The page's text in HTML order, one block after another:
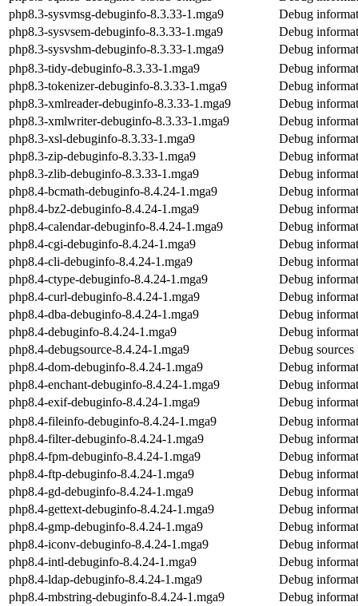
php8.3-sysvmsg-debuginfo-8.3.33-1.mga9
Debug
php8.3-sysvsem-debuginfo-8.3.33-1.mga9
Debug
php8.3-sysvshm-debuginfo-8.3.33-1.mga9
Debug
php8.3-tidy-debuginfo-8.3.33-1.mga9
Debug
php8.3-tokenizer-debuginfo-8.3.33-1.mga9
Debug
php8.3-xmlreader-debuginfo-8.3.33-1.mga9
Debug
php8.3-xmlwriter-debuginfo-8.3.33-1.mga9
Debug
php8.3-xsl-debuginfo-8.3.33-1.mga9
Debug
php8.3-zip-debuginfo-8.3.33-1.mga9
Debug
php8.3-zlib-debuginfo-8.3.33-1.mga9
Debug
php8.4-bcmath-debuginfo-8.4.24-1.mga9
Debug
php8.4-bz2-debuginfo-8.4.24-1.mga9
Debug
php8.4-calendar-debuginfo-8.4.24-1.mga9
Debug
php8.4-cgi-debuginfo-8.4.24-1.mga9
Debug
php8.4-cli-debuginfo-8.4.24-1.mga9
Debug
php8.4-ctype-debuginfo-8.4.24-1.mga9
Debug
php8.4-curl-debuginfo-8.4.24-1.mga9
Debug
php8.4-dba-debuginfo-8.4.24-1.mga9
Debug
php8.4-debuginfo-8.4.24-1.mga9
Debug
php8.4-debugsource-8.4.24-1.mga9
Debug
php8.4-dom-debuginfo-8.4.24-1.mga9
Debug
php8.4-enchant-debuginfo-8.4.24-1.mga9
Debug
php8.4-exif-debuginfo-8.4.24-1.mga9
Debug
php8.4-fileinfo-debuginfo-8.4.24-1.mga9
Debug
php8.4-filter-debuginfo-8.4.24-1.mga9
Debug
php8.4-fpm-debuginfo-8.4.24-1.mga9
Debug
php8.4-ftp-debuginfo-8.4.24-1.mga9
Debug
php8.4-gd-debuginfo-8.4.24-1.mga9
Debug
php8.4-gettext-debuginfo-8.4.24-1.mga9
Debug
php8.4-gmp-debuginfo-8.4.24-1.mga9
Debug
php8.4-iconv-debuginfo-8.4.24-1.mga9
Debug
php8.4-intl-debuginfo-8.4.24-1.mga9
Debug
php8.4-ldap-debuginfo-8.4.24-1.mga9
Debug
php8.4-mbstring-debuginfo-8.4.24-1.mga9
Debug